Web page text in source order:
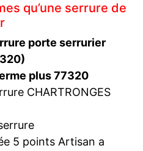
qu’une serrure de
porte serrurier
plus 77320
CHARTRONGES
5 points Artisan a